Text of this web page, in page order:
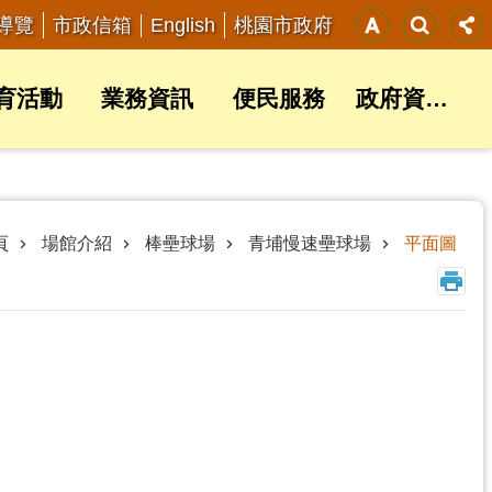
覽 市政信箱 English 桃園市政府
活動 業務資訊 便民服務 政府資訊公開
場館介紹 棒壘球場 青埔慢速壘球場 平面圖